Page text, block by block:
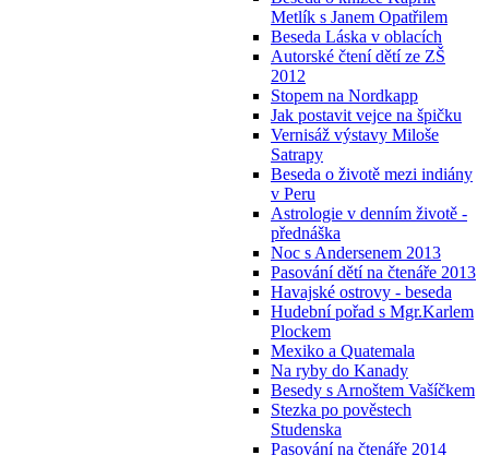
Metlík s Janem Opatřilem
Beseda Láska v oblacích
Autorské čtení dětí ze ZŠ
2012
Stopem na Nordkapp
Jak postavit vejce na špičku
Vernisáž výstavy Miloše
Satrapy
Beseda o životě mezi indiány
v Peru
Astrologie v denním životě -
přednáška
Noc s Andersenem 2013
Pasování dětí na čtenáře 2013
Havajské ostrovy - beseda
Hudební pořad s Mgr.Karlem
Plockem
Mexiko a Quatemala
Na ryby do Kanady
Besedy s Arnoštem Vašíčkem
Stezka po pověstech
Studenska
Pasování na čtenáře 2014